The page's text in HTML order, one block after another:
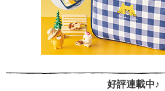
好評連載中♪